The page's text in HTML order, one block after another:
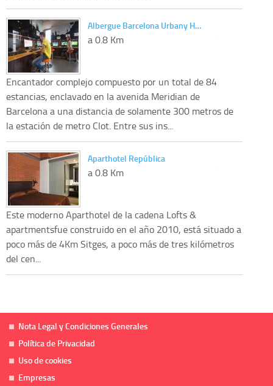
Albergue Barcelona Urbany H…
a 0.8 Km
Encantador complejo compuesto por un total de 84
estancias, enclavado en la avenida Meridian de
Barcelona a una distancia de solamente 300 metros de
la estación de metro Clot. Entre sus ins...
Aparthotel República
a 0.8 Km
Este moderno Aparthotel de la cadena Lofts &
apartmentsfue construido en el año 2010, está situado a
poco más de 4Km Sitges, a poco más de tres kilómetros
del cen...
Nota Legal y Condiciones Generales
Política de Privacidad
Uso de cookies
Empresas